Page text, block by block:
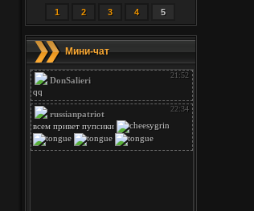
1 2 3 4 5
Мини-чат